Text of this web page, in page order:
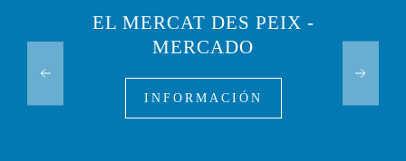
EL MERCAT DES PEIX -
MERCADO
INFORMACIÓN